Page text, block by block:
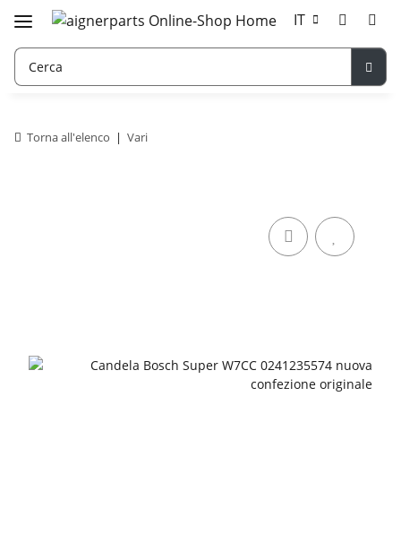
IT
Torna all'elenco Vari